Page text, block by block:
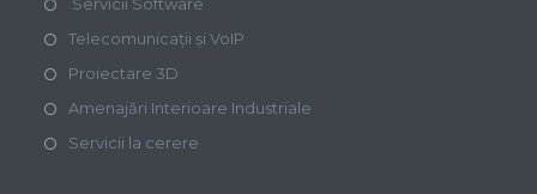
Email:
office@konitech.ro